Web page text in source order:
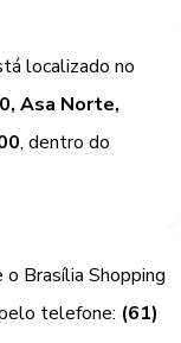
localizado no
Asa Norte,
, dentro do
o Brasília Shopping
telefone: (61)